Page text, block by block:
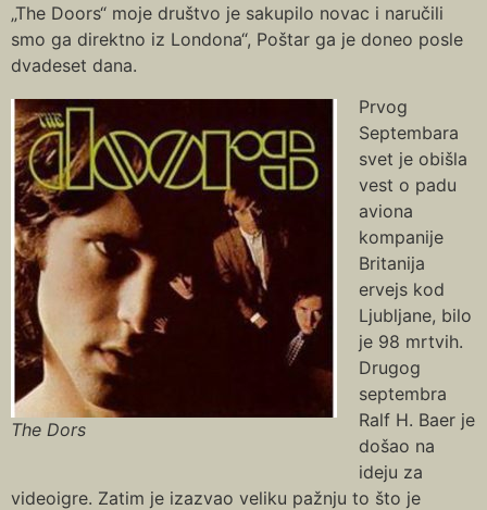
„The Doors“ moje društvo je sakupilo novac i naručili
smo ga direktno iz Londona“, Poštar ga je doneo posle
dvadeset dana.
The Dors
Prvog
Septembara
svet je obišla
vest o padu
aviona
kompanije
Britanija
ervejs kod
Ljubljane, bilo
je 98 mrtvih.
Drugog
septembra
Ralf H. Baer je
došao na
ideju za
videoigre. Zatim je izazvao veliku pažnju to što je